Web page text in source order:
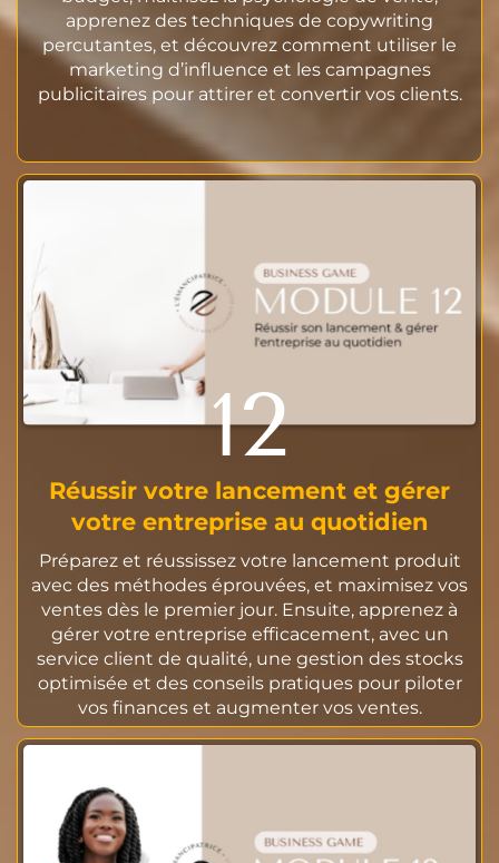
apprenez des techniques de copywriting
percutantes, et découvrez comment utiliser le
marketing d’influence et les campagnes
publicitaires pour attirer et convertir vos clients.
12
Réussir votre lancement et gérer
votre entreprise au quotidien
Préparez et réussissez votre lancement produit
avec des méthodes éprouvées, et maximisez vos
ventes dès le premier jour. Ensuite, apprenez à
gérer votre entreprise efficacement, avec un
service client de qualité, une gestion des stocks
optimisée et des conseils pratiques pour piloter
vos finances et augmenter vos ventes.